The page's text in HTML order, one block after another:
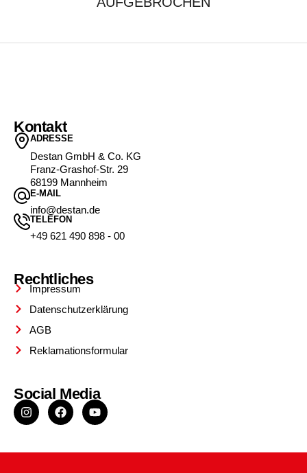
Kontakt
ADRESSE
Destan GmbH & Co. KG
Franz-Grashof-Str. 29
68199 Mannheim
E-MAIL
info@destan.de
TELEFON
+49 621 490 898 - 00
Rechtliches
Impressum
Datenschutzerklärung
AGB
Reklamationsformular
Social Media